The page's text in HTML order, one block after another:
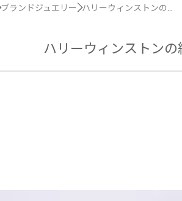
ブランドジュエリー ハリーウィンストンの...
ハリーウィンストン